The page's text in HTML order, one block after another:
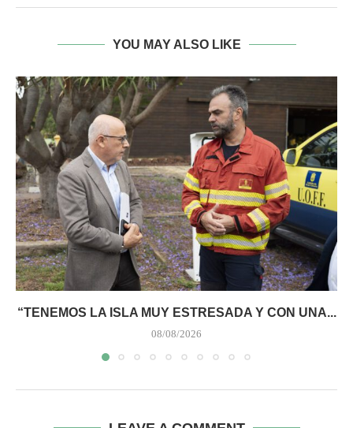
YOU MAY ALSO LIKE
“TENEMOS LA ISLA MUY ESTRESADA Y CON UNA...
08/08/2026